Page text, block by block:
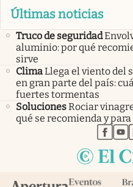
Últimas noticias
Truco de seguridad
aluminio: por qué
sirve
ClimaLlega el viento del
en gran parte del país:
fuertes tormentas
SolucionesRociar
qué se recomienda y
abre